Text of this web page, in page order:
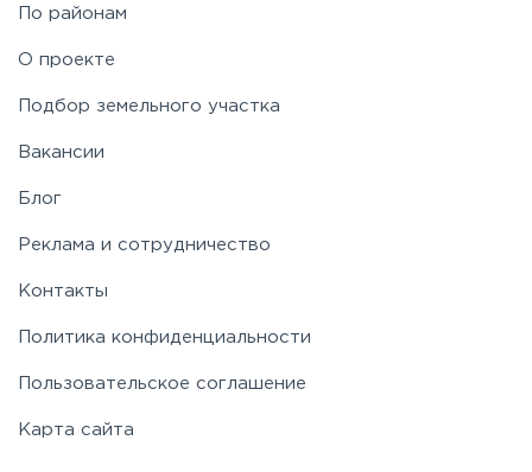
По районам
О проекте
Подбор земельного участка
Вакансии
Блог
Реклама и сотрудничество
Контакты
Политика конфиденциальности
Пользовательское соглашение
Карта сайта